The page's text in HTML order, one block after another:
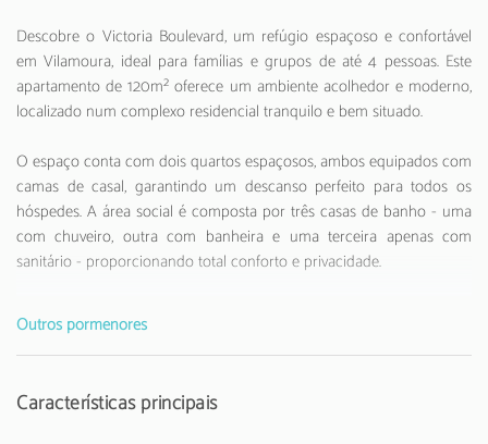
Descobre o Victoria Boulevard, um refúgio espaçoso e confortável
em Vilamoura, ideal para famílias e grupos de até 4 pessoas. Este
apartamento de 120m² oferece um ambiente acolhedor e moderno,
localizado num complexo residencial tranquilo e bem situado.
O espaço conta com dois quartos espaçosos, ambos equipados com
camas de casal, garantindo um descanso perfeito para todos os
hóspedes. A área social é composta por três casas de banho - uma
com chuveiro, outra com banheira e uma terceira apenas com
sanitário - proporcionando total conforto e privacidade.
A cozinha americana totalmente equipada é um verdadeiro ponto
alto, com todos os eletrodomésticos necessários: frigorifico, máquina
de lavar, forno, máquina de lavar louça, fritadeira, micro-ondas,
quem gosta de preparar as suas próprias refeições.
Outros pormenores
Características principais